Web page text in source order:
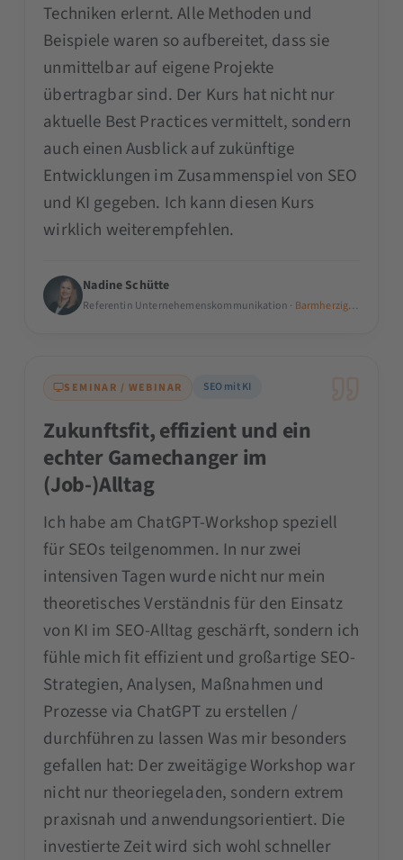
Techniken erlernt. Alle Methoden und
Beispiele waren so aufbereitet, dass sie
unmittelbar auf eigene Projekte
übertragbar sind. Der Kurs hat nicht nur
aktuelle Best Practices vermittelt, sondern
auch einen Ausblick auf zukünftige
Entwicklungen im Zusammenspiel von SEO
und KI gegeben. Ich kann diesen Kurs
wirklich weiterempfehlen.
Nadine Schütte
Referentin Unternehemenskommunikation · Barmherzige Brüder
SEMINAR / WEBINAR SEO mit KI
Zukunftsfit, effizient und ein
echter Gamechanger im
(Job-)Alltag
Ich habe am ChatGPT-Workshop speziell
für SEOs teilgenommen. In nur zwei
intensiven Tagen wurde nicht nur mein
theoretisches Verständnis für den Einsatz
von KI im SEO-Alltag geschärft, sondern ich
fühle mich fit effizient und großartige SEO-
Strategien, Analysen, Maßnahmen und
Prozesse via ChatGPT zu erstellen /
durchführen zu lassen Was mir besonders
gefallen hat: Der zweitägige Workshop war
nicht nur theoriegeladen, sondern extrem
praxisnah und anwendungsorientiert. Die
investierte Zeit wird sich wohl schneller